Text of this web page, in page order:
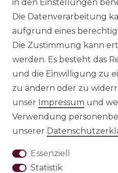
Impressum
AGB
in den Einstellungen
Die Datenverarbeitung
aufgrund eines
Die Zustimmung kann
werden. Es besteht das
und die Einwilligung zu
zu ändern oder zu
unser Impressum und
Verwendung
unserer
Essenziell
Statistik